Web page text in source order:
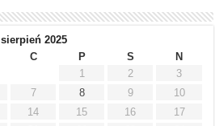
sierpień 2025
C P S
N
1
2
3
7 8 9
10
14 15 16
17